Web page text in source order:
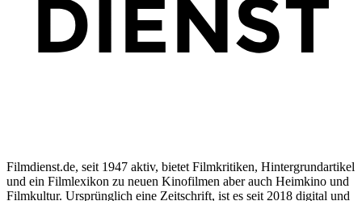
Filmdienst.de, seit 1947 aktiv, bietet Filmkritiken, Hintergrundartikel
und ein Filmlexikon zu neuen Kinofilmen aber auch Heimkino und
Filmkultur. Ursprünglich eine Zeitschrift, ist es seit 2018 digital und